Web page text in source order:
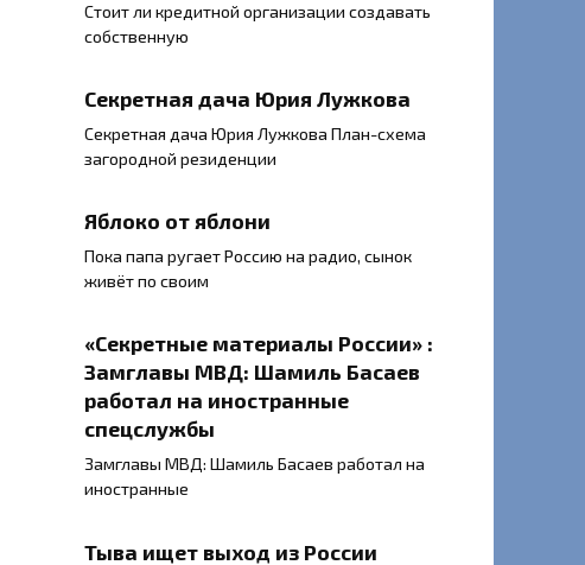
Стоит ли кредитной организации создавать
собственную
Секретная дача Юрия Лужкова
Секретная дача Юрия Лужкова План-схема
загородной резиденции
Яблоко от яблони
Пока папа ругает Россию на радио, сынок
живёт по своим
«Секретные материалы России» :
Замглавы МВД: Шамиль Басаев
работал на иностранные
спецслужбы
Замглавы МВД: Шамиль Басаев работал на
иностранные
Тыва ищет выход из России